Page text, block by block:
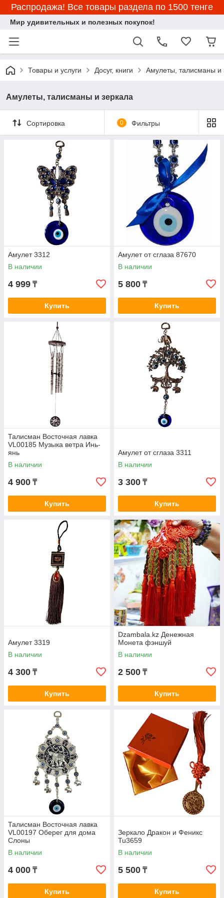
Распродажа! Все товары раздела по 1500 тенге
Мир удивительных и полезных покупок!
Товары и услуги Досуг, книги Амулеты, талисманы и
Амулеты, талисманы и зеркала
Сортировка 0 Фильтры
Амулет 3312
В наличии
4 999 ₸
Купить
Амулет от сглаза 87670
В наличии
5 800 ₸
Купить
Талисман Восточная лавка
VL00185 Музыка ветра Инь-
янь
В наличии
4 900 ₸
Купить
Амулет от сглаза 3311
В наличии
3 300 ₸
Купить
Амулет 3319
В наличии
4 300 ₸
Купить
Dzambala.kz Денежная
Монета фэншуй
В наличии
2 500 ₸
Купить
Талисман Восточная лавка
VL00197 Оберег для дома
Слоны
В наличии
4 000 ₸
Купить
Зеркало Дракон и Феникс
Tu3659
В наличии
5 500 ₸
Купить